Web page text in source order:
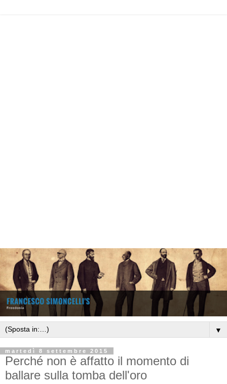
▼
martedì 8 settembre 2015
Perché non è affatto il momento di
ballare sulla tomba dell'oro